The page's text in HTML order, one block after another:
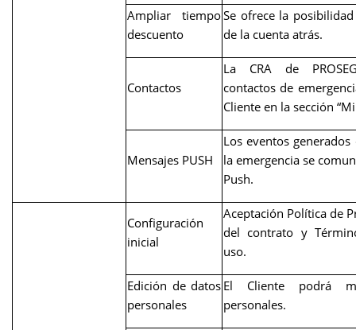
Ampliar tiempo
descuento
Se ofrece la
de la cuenta atrás.
Contactos
La CRA de
contactos de
Cliente en la sección
Mensajes PUSH
Los eventos
la emergencia se
Push.
Configuración
inicial
Aceptación Política de
del contrato y
uso.
Edición de datos
personales
El Cliente podrá
personales.